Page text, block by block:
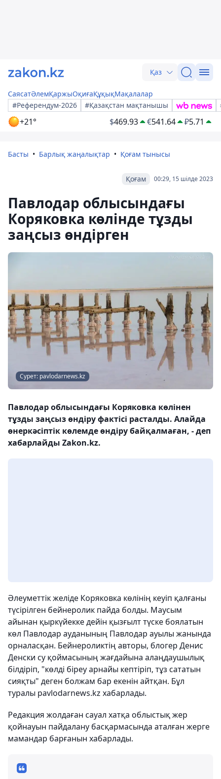
Қаз
СаясатӘлемҚаржыОқиғаҚұқықМақалалар
#Референдум-2026
#Қазақстан мақтанышы
+21° $469.93 €541.64 ₽5.71
Басты Барлық жаңалықтар Қоғам тынысы
00:29, 15 шілде 2023
Қоғам
Павлодар облысындағы
Коряковка көлінде тұзды
заңсыз өндірген
Сурет: pavlodarnews.kz
Павлодар облысындағы Коряковка көлінен
тұзды заңсыз өндіру фактісі расталды. Алайда
өнеркәсіптік көлемде өндіру байқалмаған, - деп
хабарлайды Zakon.kz.
Әлеуметтік желіде Коряковка көлінің кеуіп қалғаны
түсірілген бейнеролик пайда болды. Маусым
айынан қыркүйекке дейін қызғылт түске боялатын
көл Павлодар ауданының Павлодар ауылы жанында
орналасқан. Бейнероликтің авторы, блогер Денис
Денски су қоймасының жағдайына алаңдаушылық
білдіріп, "көлді біреу арнайы кептіріп, тұз сататын
сияқты" деген болжам бар екенін айтқан. Бұл
туралы pavlodarnews.kz хабарлады.
Редакция жолдаған сауал хатқа облыстық жер
қойнауын пайдалану басқармасында аталған жерге
мамандар барғанын хабарлады.